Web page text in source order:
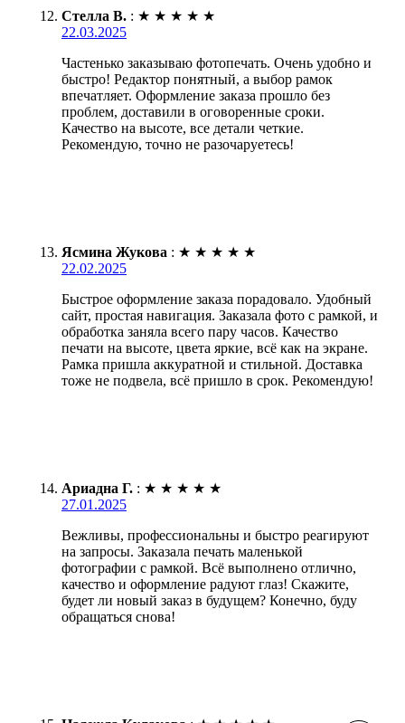
Стелла В. : ★ ★ ★ ★ ★
22.03.2025
Частенько заказываю фотопечать. Очень удобно и
быстро! Редактор понятный, а выбор рамок
впечатляет. Оформление заказа прошло без
проблем, доставили в оговоренные сроки.
Качество на высоте, все детали четкие.
Рекомендую, точно не разочаруетесь!
Ясмина Жукова : ★ ★ ★ ★ ★
22.02.2025
Быстрое оформление заказа порадовало. Удобный
сайт, простая навигация. Заказала фото с рамкой, и
обработка заняла всего пару часов. Качество
печати на высоте, цвета яркие, всё как на экране.
Рамка пришла аккуратной и стильной. Доставка
тоже не подвела, всё пришло в срок. Рекомендую!
Ариадна Г. : ★ ★ ★ ★ ★
27.01.2025
Вежливы, профессиональны и быстро реагируют
на запросы. Заказала печать маленькой
фотографии с рамкой. Всё выполнено отлично,
качество и оформление радуют глаз! Скажите,
будет ли новый заказ в будущем? Конечно, буду
обращаться снова!